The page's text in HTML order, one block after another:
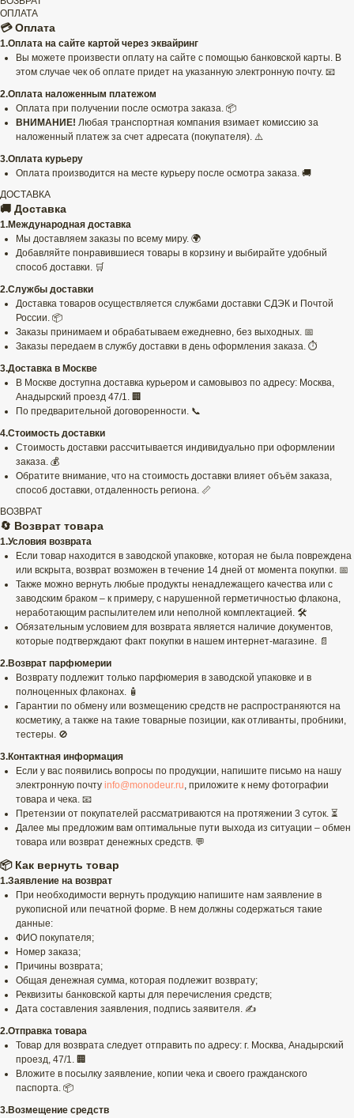
ОПЛАТА
💳 Оплата
1.Оплата на сайте картой через эквайринг
Вы можете произвести оплату на сайте с помощью банковской карты. В
этом случае чек об оплате придет на указанную электронную почту. 📧
2.Оплата наложенным платежом
Оплата при получении после осмотра заказа. 📦
ВНИМАНИЕ! Любая транспортная компания взимает комиссию за
наложенный платеж за счет адресата (покупателя). ⚠️
3.Оплата курьеру
Оплата производится на месте курьеру после осмотра заказа. 🚚
ДОСТАВКА
🚚 Доставка
1.Международная доставка
Мы доставляем заказы по всему миру. 🌍
Добавляйте понравившиеся товары в корзину и выбирайте удобный
способ доставки. 🛒
2.Службы доставки
Доставка товаров осуществляется службами доставки СДЭК и Почтой
России. 📦
Заказы принимаем и обрабатываем ежедневно, без выходных. 📅
Заказы передаем в службу доставки в день оформления заказа. ⏱️
3.Доставка в Москве
В Москве доступна доставка курьером и самовывоз по адресу: Москва,
Анадырский проезд 47/1. 🏢
По предварительной договоренности. 📞
4.Стоимость доставки
Стоимость доставки рассчитывается индивидуально при оформлении
заказа. 💰
Обратите внимание, что на стоимость доставки влияет объём заказа,
способ доставки, отдаленность региона. 📏
ВОЗВРАТ
🔄 Возврат товара
1.Условия возврата
Если товар находится в заводской упаковке, которая не была повреждена
или вскрыта, возврат возможен в течение 14 дней от момента покупки. 📅
Также можно вернуть любые продукты ненадлежащего качества или с
заводским браком – к примеру, с нарушенной герметичностью флакона,
неработающим распылителем или неполной комплектацией. 🛠️
Обязательным условием для возврата является наличие документов,
которые подтверждают факт покупки в нашем интернет-магазине. 📄
2.Возврат парфюмерии
Возврату подлежит только парфюмерия в заводской упаковке и в
полноценных флаконах. 🧴
Гарантии по обмену или возмещению средств не распространяются на
косметику, а также на такие товарные позиции, как отливанты, пробники,
тестеры. 🚫
3.Контактная информация
Если у вас появились вопросы по продукции, напишите письмо на нашу
электронную почту info@monodeur.ru, приложите к нему фотографии
товара и чека. 📧
Претензии от покупателей рассматриваются на протяжении 3 суток. ⏳
Далее мы предложим вам оптимальные пути выхода из ситуации – обмен
товара или возврат денежных средств. 💬
📦 Как вернуть товар
1.Заявление на возврат
При необходимости вернуть продукцию напишите нам заявление в
рукописной или печатной форме. В нем должны содержаться такие
данные:
ФИО покупателя;
Номер заказа;
Причины возврата;
Общая денежная сумма, которая подлежит возврату;
Реквизиты банковской карты для перечисления средств;
Дата составления заявления, подпись заявителя. ✍️
2.Отправка товара
Товар для возврата следует отправить по адресу: г. Москва, Анадырский
проезд, 47/1. 🏢
Вложите в посылку заявление, копии чека и своего гражданского
паспорта. 📦
3.Возмещение средств